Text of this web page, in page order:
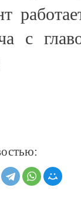
с